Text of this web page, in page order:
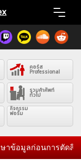
คอร์ส
Professional
รวมคำศัพท์
ทั่วไป
กิจกรรม
ฟอรั่ม
มูลก่อนการตัดสินใจ